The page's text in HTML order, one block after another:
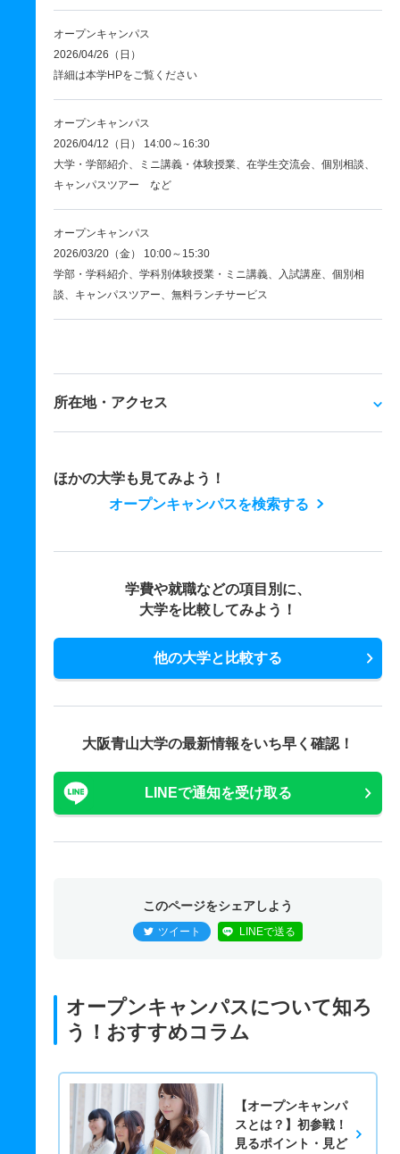
オープンキャンパス
2026/04/26（日）
詳細は本学HPをご覧ください
オープンキャンパス
2026/04/12（日） 14:00～16:30
大学・学部紹介、ミニ講義・体験授業、在学生交流会、個別相談、
キャンパスツアー など
オープンキャンパス
2026/03/20（金） 10:00～15:30
学部・学科紹介、学科別体験授業・ミニ講義、入試講座、個別相
談、キャンパスツアー、無料ランチサービス
所在地・アクセス
ほかの大学も見てみよう！
オープンキャンパスを検索する
学費や就職などの項目別に、
大学を比較してみよう！
他の大学と比較する
大阪青山大学の最新情報をいち早く確認！
LINEで通知を受け取る
このページをシェアしよう
ツイート LINEで送る
オープンキャンパスについて知ろ
う！おすすめコラム
【オープンキャンパ
スとは？】初参戦！
見るポイント・見ど